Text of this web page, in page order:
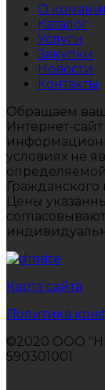
О
Каталог
Услуги
Закупки
Новости
Контакты
Обращаем
Интернет-
условиях не
Цены
Карта сайта
Политика
©2020 ООО
590301001